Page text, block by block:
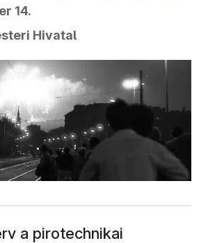
14.
Hivatal
a pirotechnikai